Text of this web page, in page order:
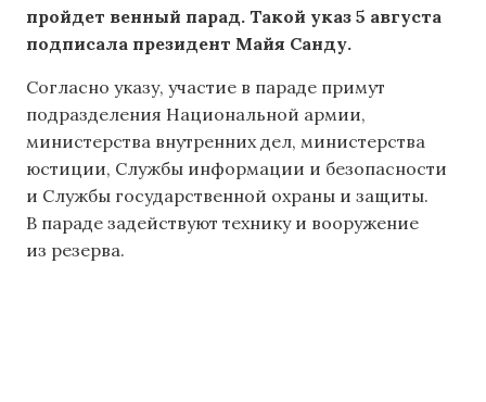
пройдет венный парад. Такой указ 5 августа
подписала президент Майя Санду.
Согласно указу, участие в параде примут
подразделения Национальной армии,
министерства внутренних дел, министерства
юстиции, Службы информации и безопасности
и Службы государственной охраны и защиты.
В параде задействуют технику и вооружение
из резерва.